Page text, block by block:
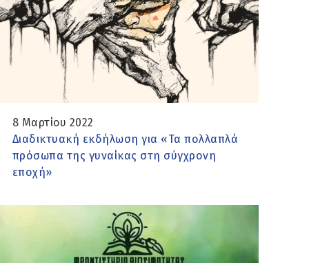
8 Μαρτίου 2022
Διαδικτυακή εκδήλωση για «Τα πολλαπλά
πρόσωπα της γυναίκας στη σύγχρονη
εποχή»